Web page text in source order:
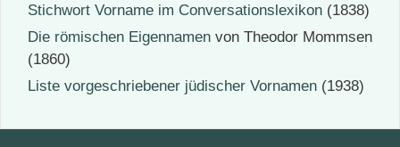
Stichwort Vorname im Conversationslexikon (1838)
Die römischen Eigennamen von Theodor Mommsen
(1860)
Liste vorgeschriebener jüdischer Vornamen (1938)